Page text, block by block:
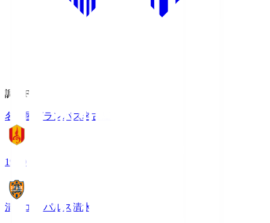
調布FM
名古屋グランパス名古屋
19:00
清水エスパルス 清水